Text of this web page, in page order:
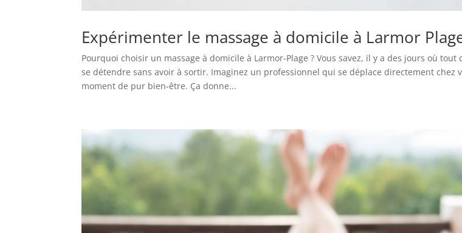
Expérimenter le massage à domicile à Larmor
Pourquoi choisir un massage à domicile à Larmor-Plage ? Vous savez, il y a des jours où tout
se détendre sans avoir à sortir. Imaginez un professionnel qui se déplace directement chez
moment de pur bien-être. Ça donne...